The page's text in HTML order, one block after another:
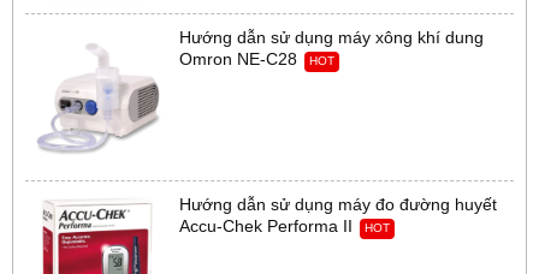
Hướng dẫn sử dụng máy xông khí dung
Omron NE-C28
HOT
Hướng dẫn sử dụng máy đo đường huyết
Accu-Chek Performa II
HOT